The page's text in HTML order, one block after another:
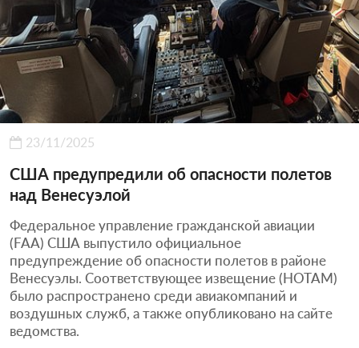
23/11/2025
США предупредили об опасности полетов
над Венесуэлой
Федеральное управление гражданской авиации
(FAA) США выпустило официальное
предупреждение об опасности полетов в районе
Венесуэлы. Соответствующее извещение (НОТАМ)
было распространено среди авиакомпаний и
воздушных служб, а также опубликовано на сайте
ведомства.